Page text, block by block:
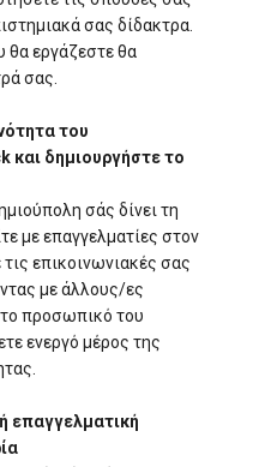
σας δίδακτρα.
θα εργάζεστε θα
σας.
του
και δημιουργήστε το
σάς δίνει τη
με επαγγελματίες στον
επικοινωνιακές σας
με άλλους/ες
προσωπικό του
ενεργό μέρος της
επαγγελματική